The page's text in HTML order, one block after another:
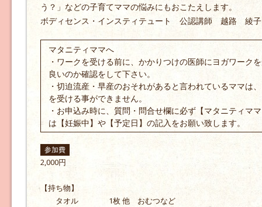
う？」などの子育てママの悩みにもおこたえします。
ボディセンス・インスティテュート 公認講師 越路 綾子
マタニティママへ
・ワークを受ける前に、かかりつけの医師にヨガワーク
良いのか確認をして下さい。
・切迫流産・早産のおそれがあると言われているママは
を受ける事ができません。
・お申込み時に、質問・問合せ欄に必ず【マタニティマ
は【妊娠中】や【予定日】の記入をお願い致します。
参加費
2,000円
【持ち物】
タオル 1枚 他 おむつなど